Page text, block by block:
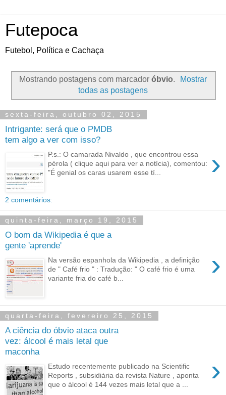
Futepoca
Futebol, Política e Cachaça
Mostrando postagens com marcador óbvio.
Mostrar
todas as postagens
sexta-feira, outubro 02, 2015
Intrigante: será que o PMDB
tem algo a ver com isso?
›
P.s.: O camarada Nivaldo , que encontrou essa
pérola ( clique aqui para ver a notícia), comentou:
"É genial os caras usarem esse tí...
2 comentários:
quinta-feira, março 19, 2015
O bom da Wikipedia é que a
gente 'aprende'
›
Na versão espanhola da Wikipedia , a definição
de " Café frio " : Tradução: " O café frio é uma
variante fria do café b...
quarta-feira, fevereiro 25, 2015
A ciência do óbvio ataca outra
vez: álcool é mais letal que
maconha
›
Estudo recentemente publicado na Scientific
Reports , subsidiária da revista Nature , aponta
que o álcool é 144 vezes mais letal que a ...